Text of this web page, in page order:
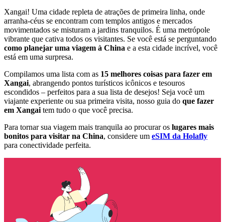
Xangai! Uma cidade repleta de atrações de primeira linha, onde
arranha-céus se encontram com templos antigos e mercados
movimentados se misturam a jardins tranquilos. É uma metrópole
vibrante que cativa todos os visitantes. Se você está se perguntando
como planejar uma viagem à China e a esta cidade incrível, você
está em uma surpresa.
Compilamos uma lista com as 15 melhores coisas para fazer em
Xangai, abrangendo pontos turísticos icônicos e tesouros
escondidos – perfeitos para a sua lista de desejos! Seja você um
viajante experiente ou sua primeira visita, nosso guia do que fazer
em Xangai tem tudo o que você precisa.
Para tornar sua viagem mais tranquila ao procurar os lugares mais
bonitos para visitar na China, considere um eSIM da Holafly
para conectividade perfeita.